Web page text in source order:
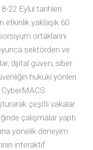
22 Eylül tarihleri
etkinlik yaklaşık 60
ortaklarını
sektörden ve
dijital güven, siber
hukuki yönleri
CyberMACS
çeşitli vakalar
çalışmalar yaptı
yönelik deneyim
interaktif